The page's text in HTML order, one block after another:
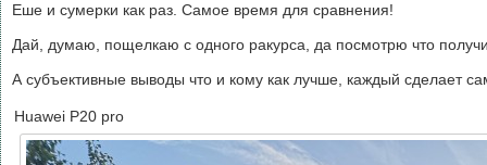
Еше и сумерки как раз. Самое время для сравнения!
Дай, думаю, пощелкаю с одного ракурса, да посмотрю что
А субъективные выводы что и кому как лучше, каждый сделает
Huawei P20 pro